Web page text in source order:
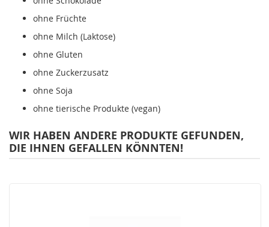
ohne Früchte
ohne Milch (Laktose)
ohne Gluten
ohne Zuckerzusatz
ohne Soja
ohne tierische Produkte (vegan)
WIR HABEN ANDERE PRODUKTE GEFUNDEN,
DIE IHNEN GEFALLEN KÖNNTEN!